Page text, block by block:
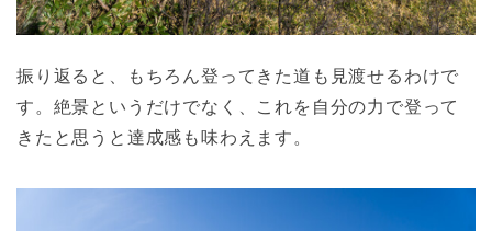
振り返ると、もちろん登ってきた道も見渡せるわけで
す。絶景というだけでなく、これを自分の力で登って
きたと思うと達成感も味わえます。